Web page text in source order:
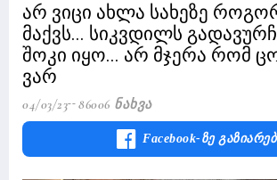
არ ვიცი ახლა სახეზე
მაქვს... სიკვდილს
შოკი იყო... არ მჯერა რომ
ვარ
04/03/23 86006 Ნახვა
Facebook-Ზე